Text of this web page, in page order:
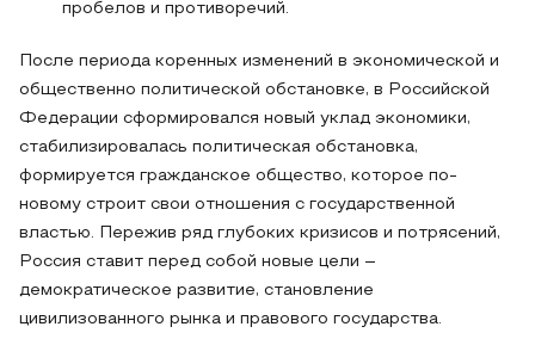
пробелов и противоречий.
После периода коренных изменений в экономической и
общественно политической обстановке, в Российской
Федерации сформировался новый уклад экономики,
стабилизировалась политическая обстановка,
формируется гражданское общество, которое по-
новому строит свои отношения с государственной
властью. Пережив ряд глубоких кризисов и потрясений,
Россия ставит перед собой новые цели –
демократическое развитие, становление
цивилизованного рынка и правового государства.